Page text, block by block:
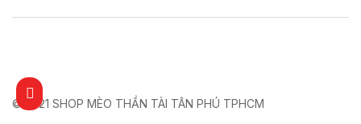
© 2021 SHOP MÈO THẦN TÀI TÂN PHÚ TPHCM